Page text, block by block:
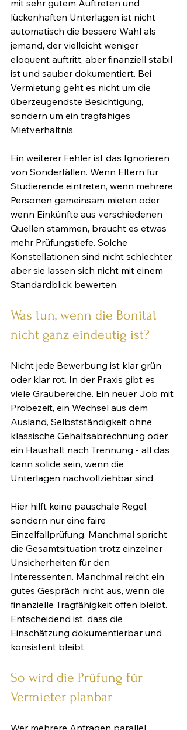
mit sehr gutem Auftreten und
lückenhaften Unterlagen ist nicht
automatisch die bessere Wahl als
jemand, der vielleicht weniger
eloquent auftritt, aber finanziell stabil
ist und sauber dokumentiert. Bei
Vermietung geht es nicht um die
überzeugendste Besichtigung,
sondern um ein tragfähiges
Mietverhältnis.
Ein weiterer Fehler ist das Ignorieren
von Sonderfällen. Wenn Eltern für
Studierende eintreten, wenn mehrere
Personen gemeinsam mieten oder
wenn Einkünfte aus verschiedenen
Quellen stammen, braucht es etwas
mehr Prüfungstiefe. Solche
Konstellationen sind nicht schlechter,
aber sie lassen sich nicht mit einem
Standardblick bewerten.
Was tun, wenn die Bonität
nicht ganz eindeutig ist?
Nicht jede Bewerbung ist klar grün
oder klar rot. In der Praxis gibt es
viele Graubereiche. Ein neuer Job mit
Probezeit, ein Wechsel aus dem
Ausland, Selbstständigkeit ohne
klassische Gehaltsabrechnung oder
ein Haushalt nach Trennung - all das
kann solide sein, wenn die
Unterlagen nachvollziehbar sind.
Hier hilft keine pauschale Regel,
sondern nur eine faire
Einzelfallprüfung. Manchmal spricht
die Gesamtsituation trotz einzelner
Unsicherheiten für den
Interessenten. Manchmal reicht ein
gutes Gespräch nicht aus, wenn die
finanzielle Tragfähigkeit offen bleibt.
Entscheidend ist, dass die
Einschätzung dokumentierbar und
konsistent bleibt.
So wird die Prüfung für
Vermieter planbar
Wer mehrere Anfragen parallel